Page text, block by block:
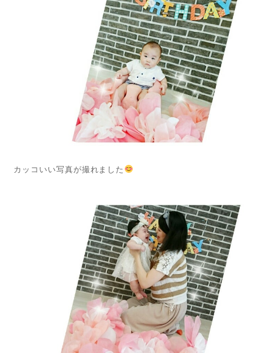
カッコいい写真が撮れました